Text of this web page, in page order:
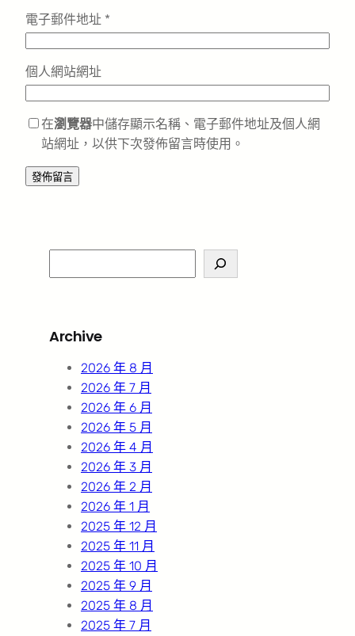
電子郵件地址 *
個人網站網址
在瀏覽器中儲存顯示名稱、電子郵件地址及個人網
站網址，以供下次發佈留言時使用。
e
c
Archive
2026 年 8 月
2026 年 7 月
2026 年 6 月
2026 年 5 月
2026 年 4 月
2026 年 3 月
2026 年 2 月
2026 年 1 月
2025 年 12 月
2025 年 11 月
2025 年 10 月
2025 年 9 月
2025 年 8 月
2025 年 7 月